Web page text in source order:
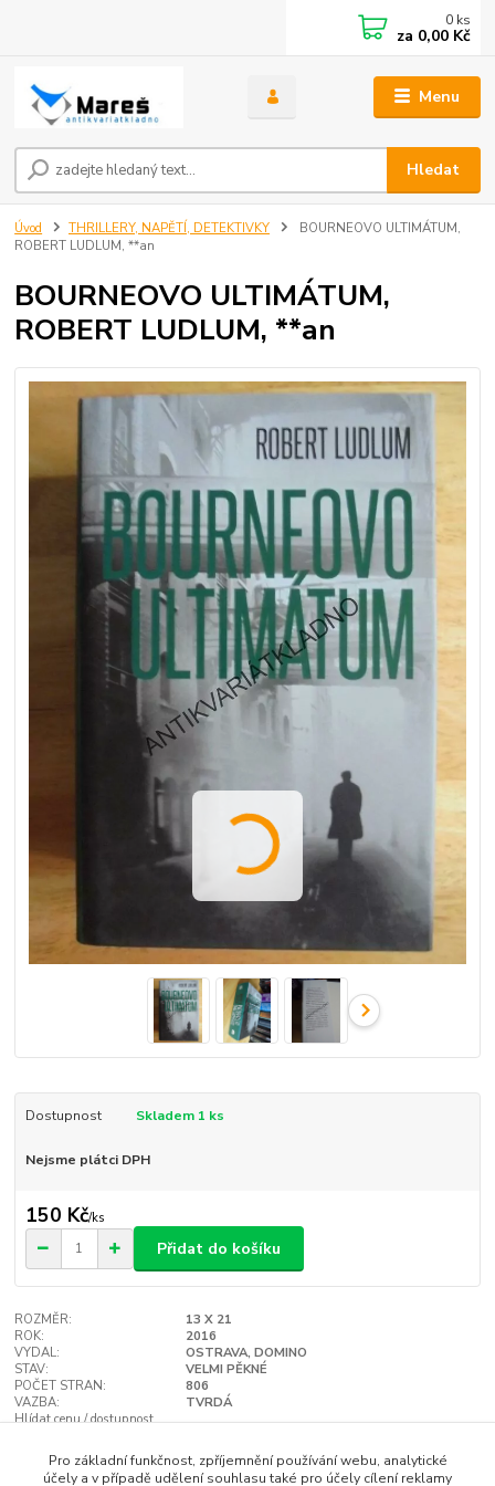
Menu
Hledat
0 ks
za 0,00 Kč
Úvod THRILLERY, NAPĚTÍ, DETEKTIVKY
BOURNEOVO ULTIMÁTUM,
ROBERT LUDLUM, **an
BOURNEOVO ULTIMÁTUM,
ROBERT LUDLUM, **an
Dostupnost Skladem 1 ks
Nejsme plátci DPH
150 Kč/ks
Přidat do košíku
ROZMĚR:
13 X 21
ROK:
2016
VYDAL:
OSTRAVA, DOMINO
STAV:
VELMI PĚKNÉ
POČET STRAN:
806
VAZBA:
TVRDÁ
Hlídat cenu / dostupnost
Pro základní funkčnost, zpříjemnění používání webu, analytické
účely a v případě udělení souhlasu také pro účely cílení reklamy